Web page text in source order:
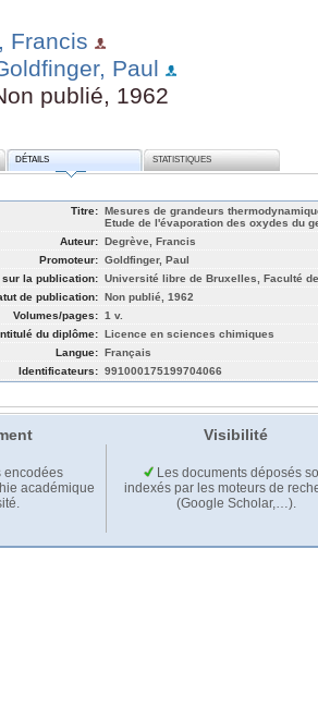
Francis
Paul
publié, 1962
DÉTAILS STATISTIQUES
Titre: Mesures de grandeurs
Etude de l'évaporation des oxydes du
Auteur: Degrève, Francis
Promoteur: Goldfinger, Paul
la publication: Université libre de Bruxelles, Faculté
de publication: Non publié, 1962
Volumes/pages: 1 v.
du diplôme: Licence en sciences chimiques
Langue: Français
Identificateurs: 991000175199704066
Visibilité
académique
Les documents déposés
indexés par les moteurs de
(Google Scholar,…).